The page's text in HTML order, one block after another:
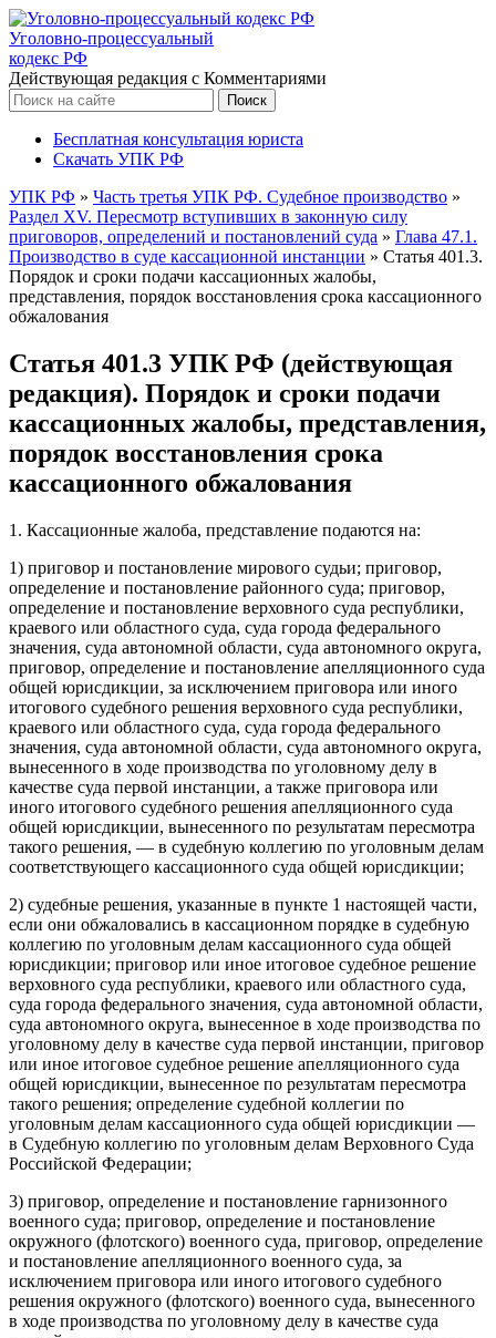
Уголовно-процессуальный
кодекс РФ
Действующая редакция с Комментариями
Бесплатная консультация юриста
Скачать УПК РФ
УПК РФ » Часть третья УПК РФ. Судебное производство »
Раздел XV. Пересмотр вступивших в законную силу
приговоров, определений и постановлений суда » Глава 47.1.
Производство в суде кассационной инстанции » Статья 401.3.
Порядок и сроки подачи кассационных жалобы,
представления, порядок восстановления срока кассационного
обжалования
Статья 401.3 УПК РФ (действующая
редакция). Порядок и сроки подачи
кассационных жалобы, представления,
порядок восстановления срока
кассационного обжалования
1. Кассационные жалоба, представление подаются на:
1) приговор и постановление мирового судьи; приговор,
определение и постановление районного суда; приговор,
определение и постановление верховного суда республики,
краевого или областного суда, суда города федерального
значения, суда автономной области, суда автономного округа,
приговор, определение и постановление апелляционного суда
общей юрисдикции, за исключением приговора или иного
итогового судебного решения верховного суда республики,
краевого или областного суда, суда города федерального
значения, суда автономной области, суда автономного округа,
вынесенного в ходе производства по уголовному делу в
качестве суда первой инстанции, а также приговора или
иного итогового судебного решения апелляционного суда
общей юрисдикции, вынесенного по результатам пересмотра
такого решения, — в судебную коллегию по уголовным делам
соответствующего кассационного суда общей юрисдикции;
2) судебные решения, указанные в пункте 1 настоящей части,
если они обжаловались в кассационном порядке в судебную
коллегию по уголовным делам кассационного суда общей
юрисдикции; приговор или иное итоговое судебное решение
верховного суда республики, краевого или областного суда,
суда города федерального значения, суда автономной области,
суда автономного округа, вынесенное в ходе производства по
уголовному делу в качестве суда первой инстанции, приговор
или иное итоговое судебное решение апелляционного суда
общей юрисдикции, вынесенное по результатам пересмотра
такого решения; определение судебной коллегии по
уголовным делам кассационного суда общей юрисдикции —
в Судебную коллегию по уголовным делам Верховного Суда
Российской Федерации;
3) приговор, определение и постановление гарнизонного
военного суда; приговор, определение и постановление
окружного (флотского) военного суда, приговор, определение
и постановление апелляционного военного суда, за
исключением приговора или иного итогового судебного
решения окружного (флотского) военного суда, вынесенного
в ходе производства по уголовному делу в качестве суда